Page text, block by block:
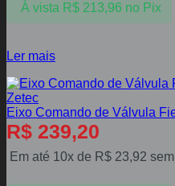
À vista R$213,96 no Pix
Ler mais
Eixo Comando de Válvula
R$ 239,20
Em até 10x de R$ 23,92